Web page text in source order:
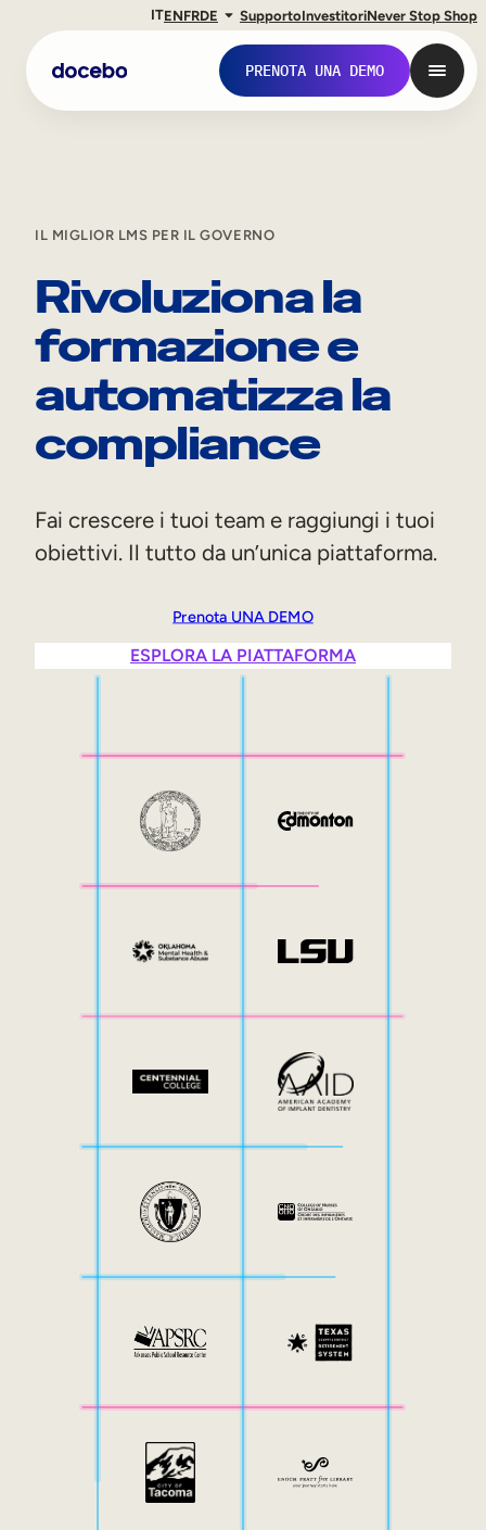
ITENFRDE SupportoInvestitoriNever Stop Shop
PRENOTA UNA DEMO
Formazione interna
Onboarding dei dipendenti
Sales Enablement
Formazione sulla compliance
Formazione esterna
Formazione per associazioni e membri
Skills Intelligence
Pianificazione delle competenze
Upskilling e Reskilling
IL MIGLIOR LMS PER IL GOVERNO
Rivoluziona la
formazione e
automatizza la
compliance
Fai crescere i tuoi team e raggiungi i tuoi
obiettivi. Il tutto da un’unica piattaforma.
Prenota UNA DEMO
ESPLORA LA PIATTAFORMA